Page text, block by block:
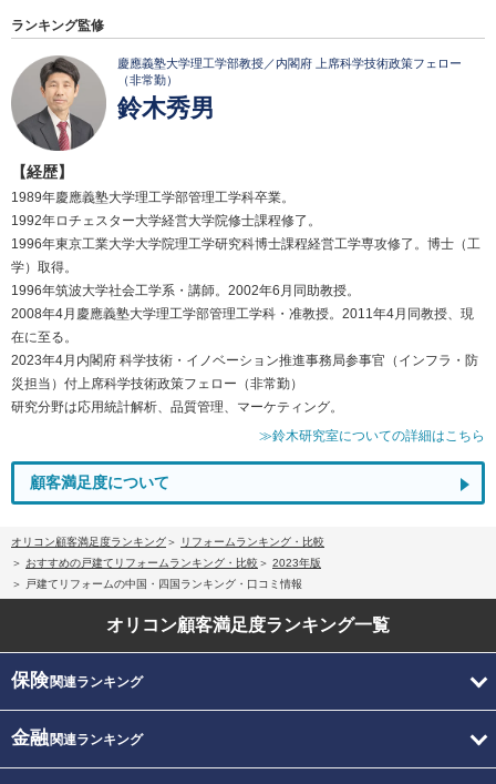
ランキング監修
慶應義塾大学理工学部教授／内閣府 上席科学技術政策フェロー
（非常勤）
鈴木秀男
【経歴】
1989年慶應義塾大学理工学部管理工学科卒業。
1992年ロチェスター大学経営大学院修士課程修了。
1996年東京工業大学大学院理工学研究科博士課程経営工学専攻修了。博士（工
学）取得。
1996年筑波大学社会工学系・講師。2002年6月同助教授。
2008年4月慶應義塾大学理工学部管理工学科・准教授。2011年4月同教授、現
在に至る。
2023年4月内閣府 科学技術・イノベーション推進事務局参事官（インフラ・防
災担当）付上席科学技術政策フェロー（非常勤）
研究分野は応用統計解析、品質管理、マーケティング。
≫鈴木研究室についての詳細はこちら
顧客満足度について
オリコン顧客満足度ランキング
リフォームランキング・比較
おすすめの戸建てリフォームランキング・比較
2023年版
戸建てリフォームの中国・四国ランキング・口コミ情報
オリコン顧客満足度ランキング一覧
保険関連ランキング
金融関連ランキング